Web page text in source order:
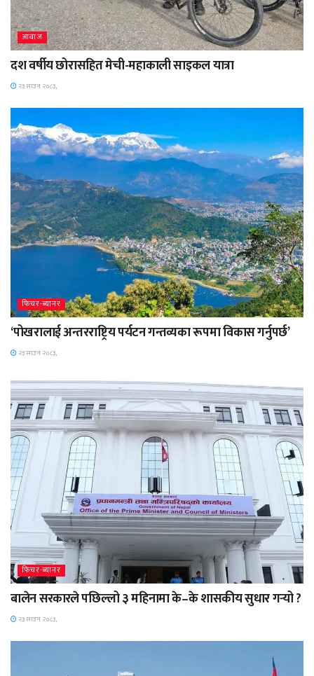
आवाज
दश वर्षीय छोरासहित मेची-महाकाली साइकल यात्रा
२३ साउन २०८३,
फिचर-ब्यानर
‘पोखरालाई अन्तरराष्ट्रिय पर्यटन गन्तव्यका रूपमा विकास गर्नुपर्छ’
२३ साउन २०८३,
फिचर-ब्यानर
बालेन सरकारले पछिल्लो ३ महिनामा के–के शासकीय सुधार गर्‍यो ?
२३ साउन २०८३,